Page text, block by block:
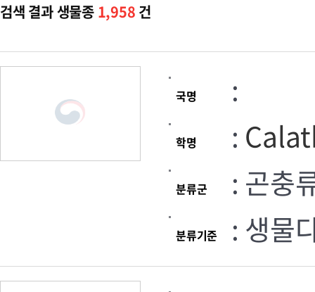
검색 결과 생물종 1,958 건
국명 :
학명 :
분류군 : 곤충
분류기준 : 생물